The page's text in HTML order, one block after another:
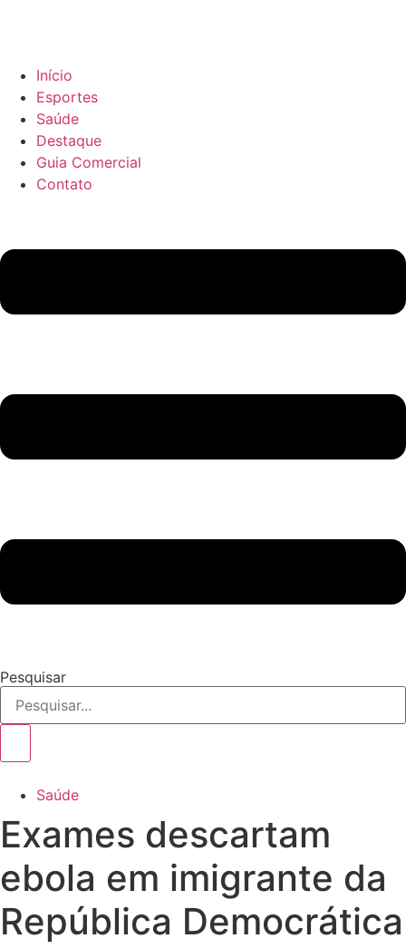
Início
Esportes
Saúde
Destaque
Guia Comercial
Contato
Pesquisar
Saúde
Exames descartam
ebola em imigrante da
República Democrática